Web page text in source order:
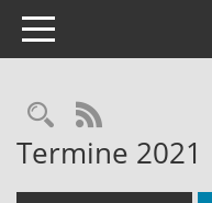
Toggle navigation
RSS-Feed
Termine 2021